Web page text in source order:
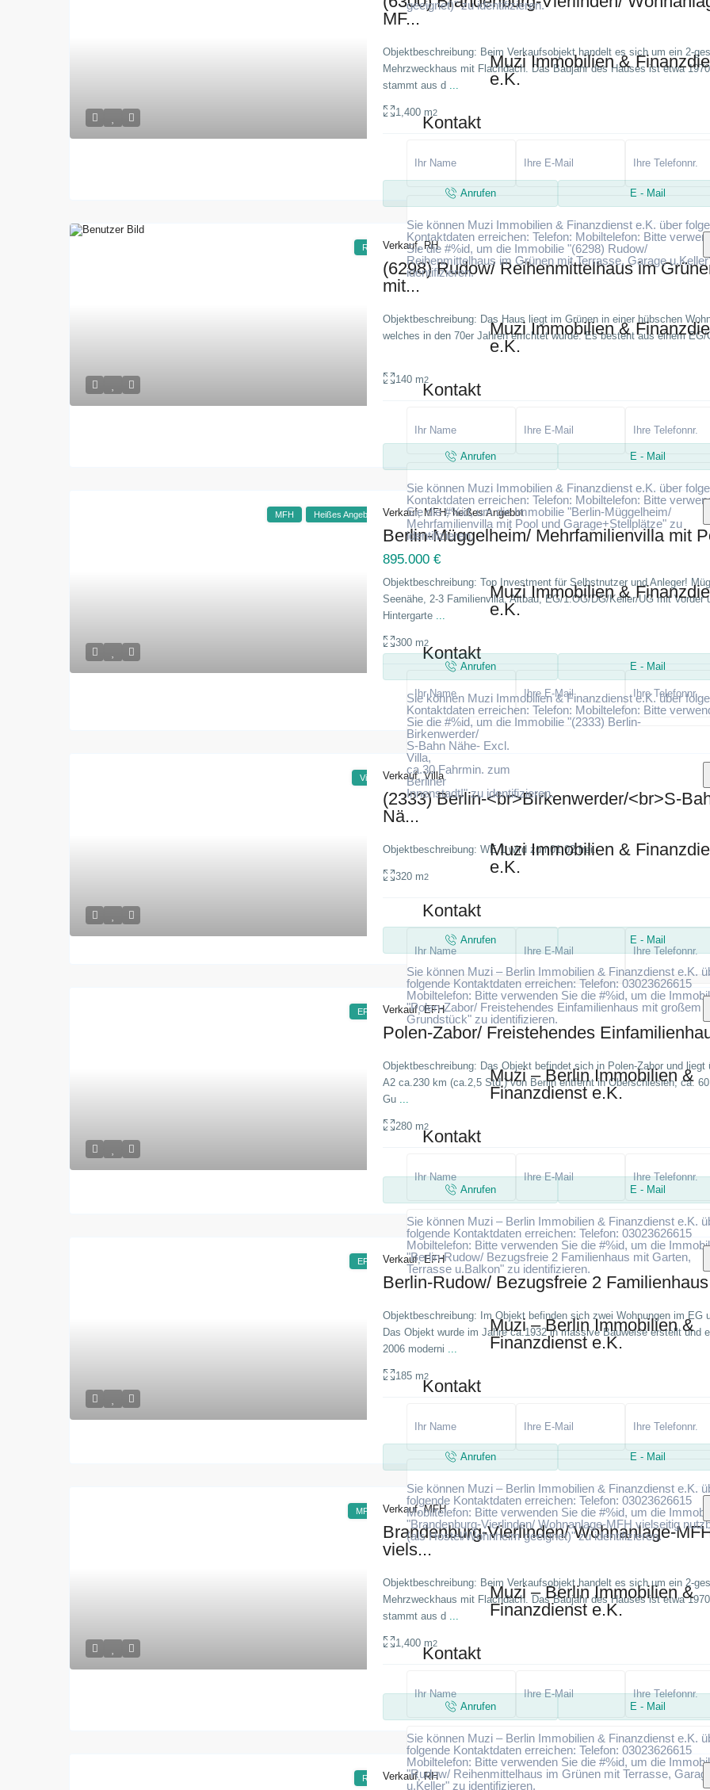
Ich stimme zuIch habe die Datenschutzerklärung
und stimme der Verarbeitung meiner Daten zu
MF...
Objektbeschreibung: Beim Verkaufsobjekt handelt es sich um ein 2-
Mehrzweckhaus mit Flachdach. Das Baujahr des Hauses ist etwa
stammt aus d ...
1,400 m2
geeignet)" zu identifizieren.
Muzi Immobilien &
e.K.
Kontakt
Ich stimme zuIch habe die Datenschutzerklärung
und stimme der Verarbeitung meiner Daten zu
RH Verkauf, RH
(6298) Rudow/ Reihenmittelhaus im
mit...
Objektbeschreibung: Das Haus liegt im Grünen in einer hübschen
welches in den 70er Jahren errichtet wurde. Es besteht aus einem EG/
140 m2
Anrufen E - Mail
Sie können Muzi Immobilien & Finanzdienst e.K. über
Kontaktdaten erreichen: Telefon: Mobiltelefon: Bitte
Sie die #%id, um die Immobilie "(6298) Rudow/
Reihenmittelhaus im Grünen mit Terrasse, Garage
identifizieren.
Muzi Immobilien &
e.K.
Kontakt
Ich stimme zuIch habe die Datenschutzerklärung
und stimme der Verarbeitung meiner Daten zu
MFH Heißes Angebot Verkauf, MFH,heißes Angebot
Berlin-Müggelheim/ Mehrfamilienvilla mit
895.000 €
Objektbeschreibung: Top Investment für Selbstnutzer und Anleger!
Seenähe, 2-3 Familienvilla, Altbau, EG/1.OG/DG/Keller/UG mit Vorder
Hintergarte ...
300 m2
Anrufen E - Mail
Sie können Muzi Immobilien & Finanzdienst e.K. über
Kontaktdaten erreichen: Telefon: Mobiltelefon: Bitte
Sie die #%id, um die Immobilie "Berlin-Müggelheim/
Mehrfamilienvilla mit Pool und Garage+Stellplätze" zu
identifizieren.
Muzi Immobilien &
e.K.
Kontakt
Ich stimme zu Ich habe die Datenschutzerklärung
und stimme der Verarbeitung meiner Daten zu
Villa Verkauf,Villa
(2333) Berlin-<br>Birkenwerder/<br>S-
Nä...
Objektbeschreibung: WE 1 wird zum01.02 frei.
320 m2
Anrufen E - Mail
Sie können Muzi Immobilien & Finanzdienst e.K. über
Kontaktdaten erreichen: Telefon: Mobiltelefon: Bitte
Sie die #%id, um die Immobilie "(2333) Berlin-
Birkenwerder/
S-Bahn Nähe- Excl.
Villa,
ca.30 Fahrmin. zum
Berliner
Innenstadt!" zu identifizieren.
Muzi Immobilien &
e.K.
Kontakt
Ich stimme zu
und stimme der Verarbeitung meiner Daten zu
EFH Verkauf,EFH
Polen-Zabor/ Freistehendes
Objektbeschreibung: Das Objekt befindet sich in Polen-Zabor und liegt
A2 ca.230 km (ca.2,5 Std.) von Berlin entfernt in Oberschlesien, ca.
Gu ...
280 m2
Anrufen E - Mail
Sie können Muzi – Berlin Immobilien & Finanzdienst e.K.
folgende Kontaktdaten erreichen: Telefon: 03023626615
Mobiltelefon: Bitte verwenden Sie die #%id, um die
"Polen-Zabor/ Freistehendes Einfamilienhaus mit großem
Grundstück" zu identifizieren.
Muzi – Berlin Immobilien &
Finanzdienst e.K.
Kontakt
Ich stimme zuIch habe die Datenschutzerklärung
EFH Verkauf,EFH
Berlin-Rudow/ Bezugsfreie 2
Objektbeschreibung: Im Objekt befinden sich zwei Wohnungen im EG
Das Objekt wurde im Jahre ca.1932 in massive Bauweise erstellt und
2006 moderni ...
185 m2
Anrufen E - Mail
Sie können Muzi – Berlin Immobilien & Finanzdienst e.K.
folgende Kontaktdaten erreichen: Telefon: 03023626615
Mobiltelefon: Bitte verwenden Sie die #%id, um die
"Berlin-Rudow/ Bezugsfreie 2 Familienhaus mit Garten,
Terrasse u.Balkon" zu identifizieren.
Muzi – Berlin Immobilien &
Finanzdienst e.K.
Kontakt
Ich stimme zuIch habe die Datenschutzerklärung
und stimme der Verarbeitung meiner Daten zu
MFH Verkauf,MFH
Brandenburg-Vierlinden/ Wohnanlage-
viels...
Objektbeschreibung: Beim Verkaufsobjekt handelt es sich um ein 2-
Mehrzweckhaus mit Flachdach. Das Baujahr des Hauses ist etwa
stammt aus d ...
1,400 m2
Anrufen E - Mail
Sie können Muzi – Berlin Immobilien & Finanzdienst e.K.
folgende Kontaktdaten erreichen: Telefon: 03023626615
Mobiltelefon: Bitte verwenden Sie die #%id, um die
"Brandenburg-Vierlinden/ Wohnanlage-MFH vielseitig
(als Hostel/Wohnheim geeignet)" zu identifizieren.
Muzi – Berlin Immobilien &
Finanzdienst e.K.
Kontakt
RH Verkauf,RH
Anrufen E - Mail
Sie können Muzi – Berlin Immobilien & Finanzdienst e.K.
folgende Kontaktdaten erreichen: Telefon: 03023626615
Mobiltelefon: Bitte verwenden Sie die #%id, um die
"Rudow/ Reihenmittelhaus im Grünen mit Terrasse,
u.Keller" zu identifizieren.